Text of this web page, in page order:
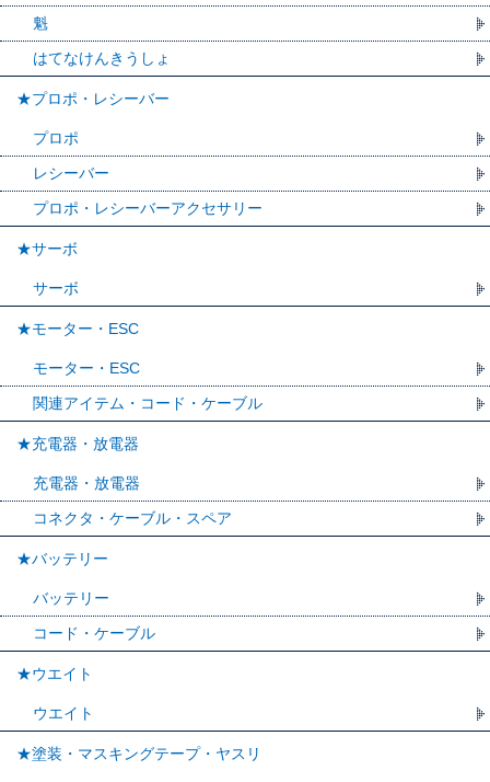
魁
はてなけんきうしょ
★プロポ・レシーバー
プロポ
レシーバー
プロポ・レシーバーアクセサリー
★サーボ
サーボ
★モーター・ESC
モーター・ESC
関連アイテム・コード・ケーブル
★充電器・放電器
充電器・放電器
コネクタ・ケーブル・スペア
★バッテリー
バッテリー
コード・ケーブル
★ウエイト
ウエイト
★塗装・マスキングテープ・ヤスリ